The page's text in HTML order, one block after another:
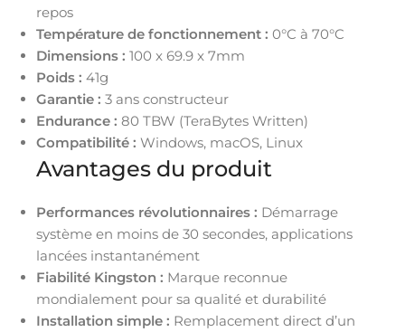
repos
Température de fonctionnement : 0°C à 70°C
Dimensions : 100 x 69.9 x 7mm
Poids : 41g
Garantie : 3 ans constructeur
Endurance : 80 TBW (TeraBytes Written)
Compatibilité : Windows, macOS, Linux
Avantages du produit
Performances révolutionnaires : Démarrage
système en moins de 30 secondes, applications
lancées instantanément
Fiabilité Kingston : Marque reconnue
mondialement pour sa qualité et durabilité
Installation simple : Remplacement direct d’un